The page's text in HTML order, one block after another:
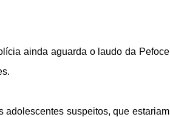
ainda aguarda o laudo da Pefoce
adolescentes suspeitos, que estariam